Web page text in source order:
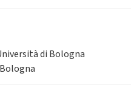
di Bologna